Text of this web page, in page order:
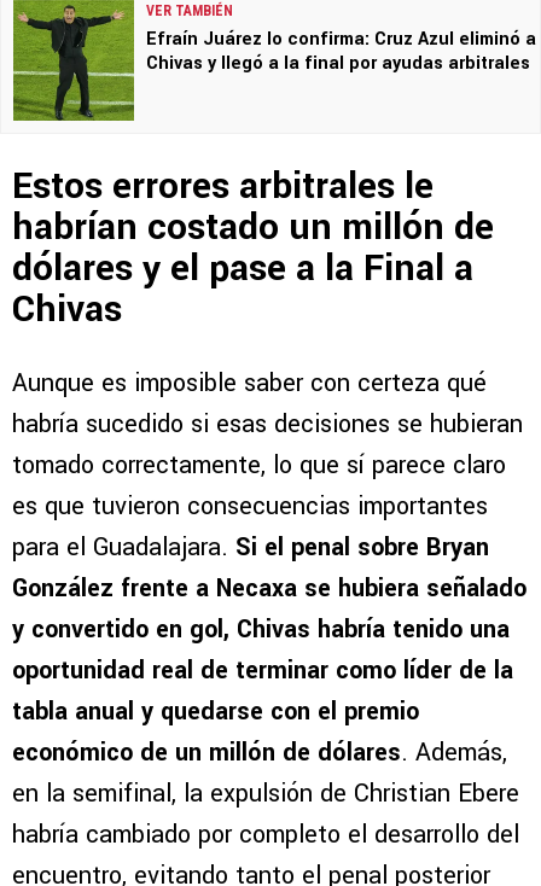
VER TAMBIÉN
Efraín Juárez lo confirma: Cruz Azul eliminó a
Chivas y llegó a la final por ayudas arbitrales
Estos errores arbitrales le
habrían costado un millón de
dólares y el pase a la Final a
Chivas
Aunque es imposible saber con certeza qué
habría sucedido si esas decisiones se hubieran
tomado correctamente, lo que sí parece claro
es que tuvieron consecuencias importantes
para el Guadalajara. Si el penal sobre Bryan
González frente a Necaxa se hubiera señalado
y convertido en gol, Chivas habría tenido una
oportunidad real de terminar como líder de la
tabla anual y quedarse con el premio
económico de un millón de dólares. Además,
en la semifinal, la expulsión de Christian Ebere
habría cambiado por completo el desarrollo del
encuentro, evitando tanto el penal posterior